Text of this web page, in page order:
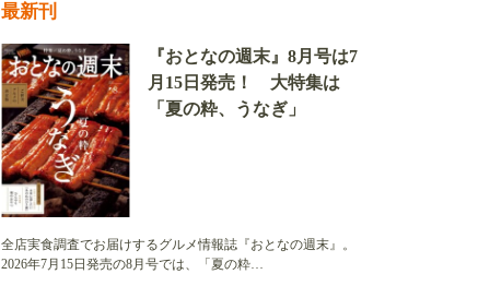
最新刊
『おとなの週末』8月号は7
月15日発売！ 大特集は
「夏の粋、うなぎ」
全店実食調査でお届けするグルメ情報誌『おとなの週末』。
2026年7月15日発売の8月号では、「夏の粋…